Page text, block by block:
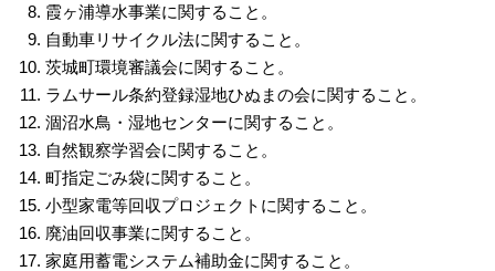
霞ヶ浦導水事業に関すること。
自動車リサイクル法に関すること。
茨城町環境審議会に関すること。
ラムサール条約登録湿地ひぬまの会に関すること。
涸沼水鳥・湿地センターに関すること。
自然観察学習会に関すること。
町指定ごみ袋に関すること。
小型家電等回収プロジェクトに関すること。
廃油回収事業に関すること。
家庭用蓄電システム補助金に関すること。